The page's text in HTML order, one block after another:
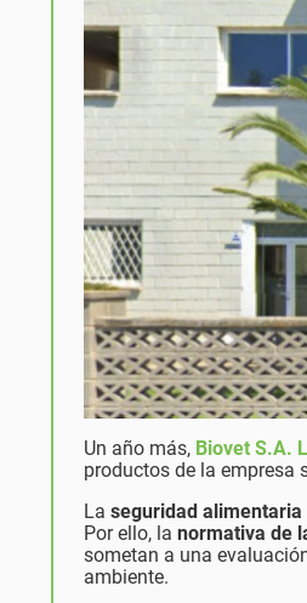
Un año más, Biovet S.A.
productos de la empresa
La seguridad alimentaria
Por ello, la normativa de
sometan a una
ambiente.